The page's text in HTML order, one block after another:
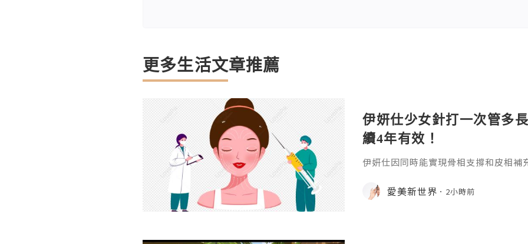
更多生活文章推薦
伊妍仕少女針打一次管多
續4年有效！
伊妍仕因同時能實現骨相支撐和皮相
非永久，伊妍仕少女針打一次管多長
分邏輯和不同劑型的差異說起。1.區
愛美新世界 2小時前